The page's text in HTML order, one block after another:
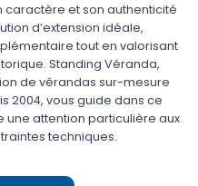
caractère et son authenticité
d’extension idéale,
tout en valorisant
Standing Véranda,
de vérandas sur-mesure
2004, vous guide dans ce
une attention particulière aux
techniques.